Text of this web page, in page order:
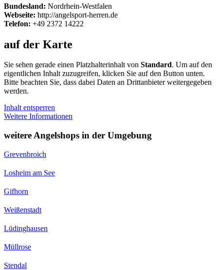
Bundesland: Nordrhein-Westfalen
Webseite: http://angelsport-herren.de
Telefon: +49 2372 14222
auf der Karte
Sie sehen gerade einen Platzhalterinhalt von Standard. Um auf den
eigentlichen Inhalt zuzugreifen, klicken Sie auf den Button unten.
Bitte beachten Sie, dass dabei Daten an Drittanbieter weitergegeben
werden.
Inhalt entsperren
Weitere Informationen
weitere Angelshops in der Umgebung
Grevenbroich
Losheim am See
Gifhorn
Weißenstadt
Lüdinghausen
Müllrose
Stendal